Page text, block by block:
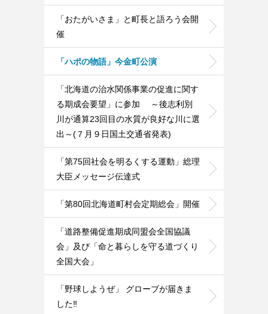
「おたがいさま」と町長と語ろう会開
催
「ハポの物語」今金町公演
「北海道の治水関係事業の促進に関す
る期成会要望」に参加 ～後志利別
川が通算23回目の水質が良好な川に選
出～(７月９日国土交通省発表)
「第75回社会を明るくする運動」総理
大臣メッセージ伝達式
「第80回北海道町村会定期総会」開催
「道路整備促進期成同盟会全国協議
会」及び「命と暮らしを守る道づくり
全国大会」
「野球しようぜ」 グローブが届きま
した‼️